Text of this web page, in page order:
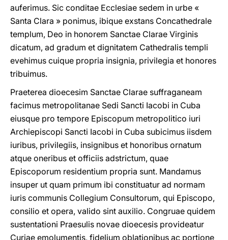
auferimus. Sic conditae Ecclesiae sedem in urbe «
Santa Clara » ponimus, ibique exstans Concathedrale
templum, Deo in honorem Sanctae Clarae Virginis
dicatum, ad gradum et dignitatem Cathedralis templi
evehimus cuique propria insignia, privilegia et honores
tribuimus.
Praeterea dioecesim Sanctae Clarae suffraganeam
facimus metropolitanae Sedi Sancti Iacobi in Cuba
eiusque pro tempore Episcopum metropolitico iuri
Archiepiscopi Sancti Iacobi in Cuba subicimus iisdem
iuribus, privilegiis, insignibus et honoribus ornatum
atque oneribus et officiis adstrictum, quae
Episcoporum residentium propria sunt. Mandamus
insuper ut quam primum ibi constituatur ad normam
iuris communis Collegium Consultorum, qui Episcopo,
consilio et opera, valido sint auxilio. Congruae quidem
sustentationi Praesulis novae dioecesis provideatur
Curiae emolumentis, fidelium oblationibus ac portione